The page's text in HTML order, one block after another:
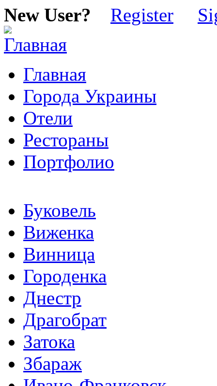
New User? Register
Главная
Города Украины
Отели
Рестораны
Портфолио
Буковель
Виженка
Винница
Городенка
Днестр
Драгобрат
Затока
Збараж